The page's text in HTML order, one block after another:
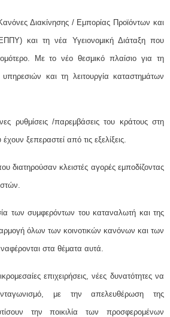
Διακίνησης / Εμπορίας Προϊόντων και
και τη νέα Υγειονομική Διάταξη που
Με το νέο θεσμικό πλαίσιο για τη
και τη λειτουργία καταστημάτων
ρυθμίσεις /παρεμβάσεις του κράτους στη
ξεπεραστεί από τις εξελίξεις.
διατηρούσαν κλειστές αγορές εμποδίζοντας
των συμφερόντων του καταναλωτή και της
όλων των κοινοτικών κανόνων και των
στα θέματα αυτά.
επιχειρήσεις, νέες δυνατότητες να
με την απελευθέρωση της
την ποικιλία των προσφερομένων